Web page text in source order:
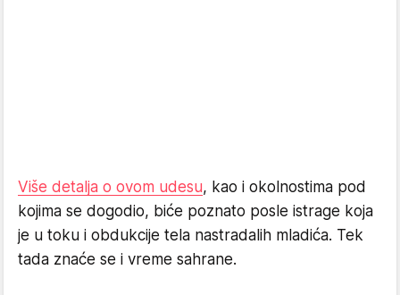
Više detalja o ovom udesu, kao i okolnostima pod
kojima se dogodio, biće poznato posle istrage koja
je u toku i obdukcije tela nastradalih mladića. Tek
tada znaće se i vreme sahrane.